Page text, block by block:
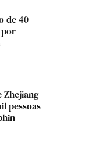
de 40
Zhejiang
pessoas